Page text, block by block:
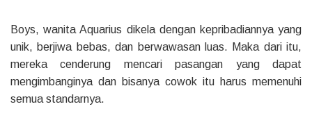
Boys, wanita Aquarius dikela dengan kepribadiannya yang
unik, berjiwa bebas, dan berwawasan luas. Maka dari itu,
mereka cenderung mencari pasangan yang dapat
mengimbanginya dan bisanya cowok itu harus memenuhi
semua standarnya.